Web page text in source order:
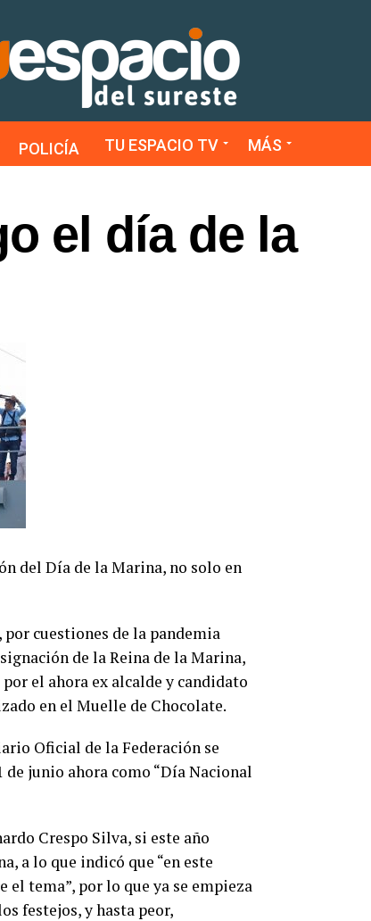
POLICÍA TU ESPACIO TV MÁS
el día de la
del Día de la Marina, no solo en
por cuestiones de la pandemia
de la Reina de la Marina,
el ahora ex alcalde y candidato
en el Muelle de Chocolate.
Oficial de la Federación se
junio ahora como “Día Nacional
Crespo Silva, si este año
a lo que indicó que “en este
tema”, por lo que ya se empieza
festejos, y hasta peor,